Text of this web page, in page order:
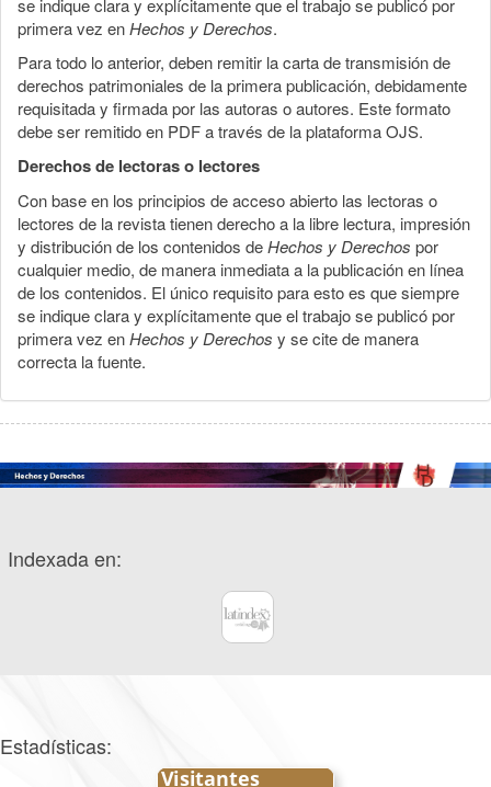
se indique clara y explícitamente que el trabajo se publicó por
primera vez enHechos y Derechos.
Para todo lo anterior, deben remitir la carta de transmisión de
derechos patrimoniales de la primera publicación, debidamente
requisitada y firmada por las autoras o autores. Este formato
debe ser remitido en PDF a través de la plataforma OJS.
Derechos de lectoras o lectores
Con base en los principios de acceso abierto las lectoras o
lectores de la revista tienen derecho a la libre lectura, impresión
y distribución de los contenidos deHechos y Derechos por
cualquier medio, de manera inmediata a la publicación en línea
de los contenidos. El único requisito para esto es que siempre
se indique clara y explícitamente que el trabajo se publicó por
primera vez enHechos y Derechos y se cite de manera
correcta la fuente.
Indexada en:
Estadísticas: